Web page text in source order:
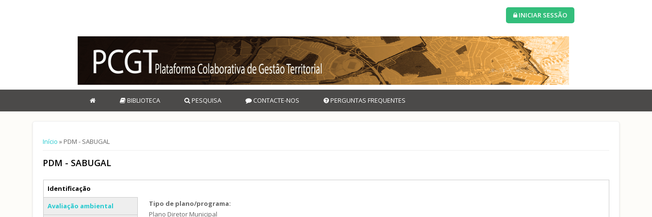
INICIAR SESSÃO
BIBLIOTECA PESQUISA CONTACTE-NOS PERGUNTAS FREQUENTES
Está aqui
Início » PDM - SABUGAL
PDM - SABUGAL
Separadores verticais
Identificação
(separador ativo)
Avaliação ambiental
Tipo de plano/programa:
Plano Diretor Municipal